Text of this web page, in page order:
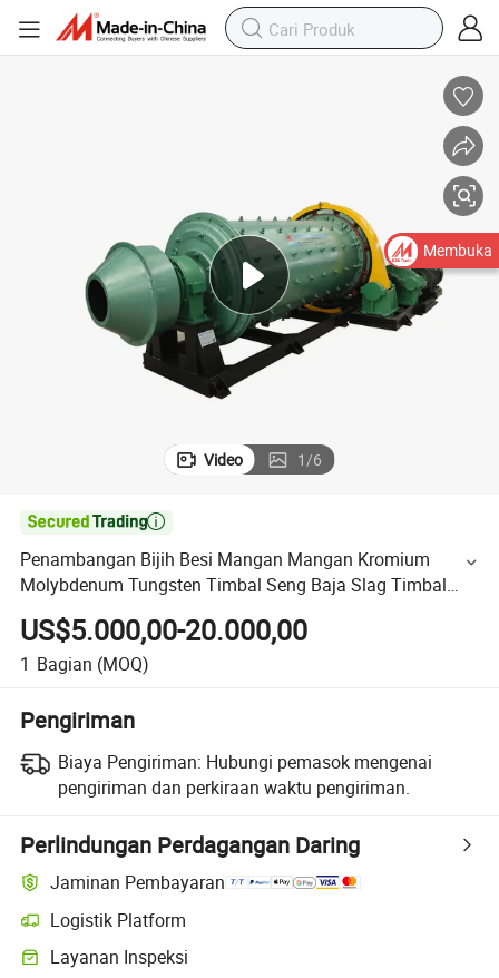
Video 1/6

Penambangan Bijih Besi Mangan Mangan Kromium
Molybdenum Tungsten Timbal Seng Baja Slag Timbal
Aluminium Grafit Emas Tembaga Mesin Ball Mill
US$5.000,00-20.000,00
1 Bagian (MOQ)
Pengiriman
Biaya Pengiriman: Hubungi pemasok mengenai
pengiriman dan perkiraan waktu pengiriman.
Perlindungan Perdagangan Daring
Jaminan Pembayaran
Logistik Platform
Layanan Inspeksi
Membuka